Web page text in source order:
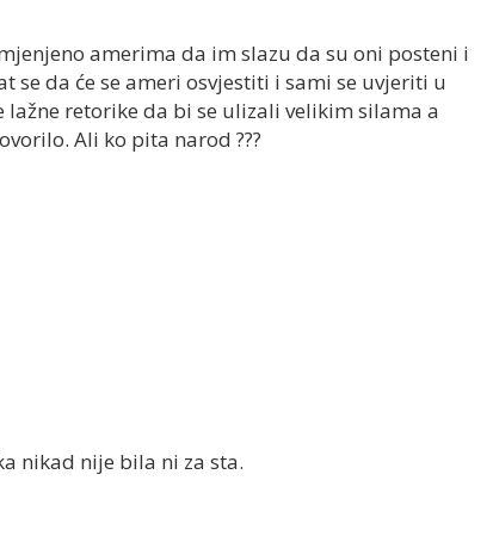
amerima da im slazu da su oni posteni i
se da će se ameri osvjestiti i sami se uvjeriti u
lažne retorike da bi se ulizali velikim silama a
Ali ko pita narod ???
nikad nije bila ni za sta.